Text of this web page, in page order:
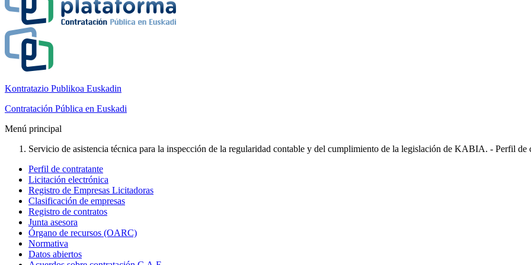
Kontratazio Publikoa Euskadin
Contratación Pública en Euskadi
Menú principal
Servicio de asistencia técnica para la inspección de la regularidad contable y del cumplimiento de la legislación de KABIA. - Perfil de
Perfil de contratante
Licitación electrónica
Registro de Empresas Licitadoras
Clasificación de empresas
Registro de contratos
Junta asesora
Órgano de recursos (OARC)
Normativa
Datos abiertos